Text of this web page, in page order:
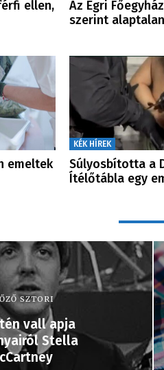
ellen,
Az Egri
szerint
emeltek
KÉK HÍREK
Súlyosbította a
Ítélőtábla egy
SZTORI
vall apja
Stella